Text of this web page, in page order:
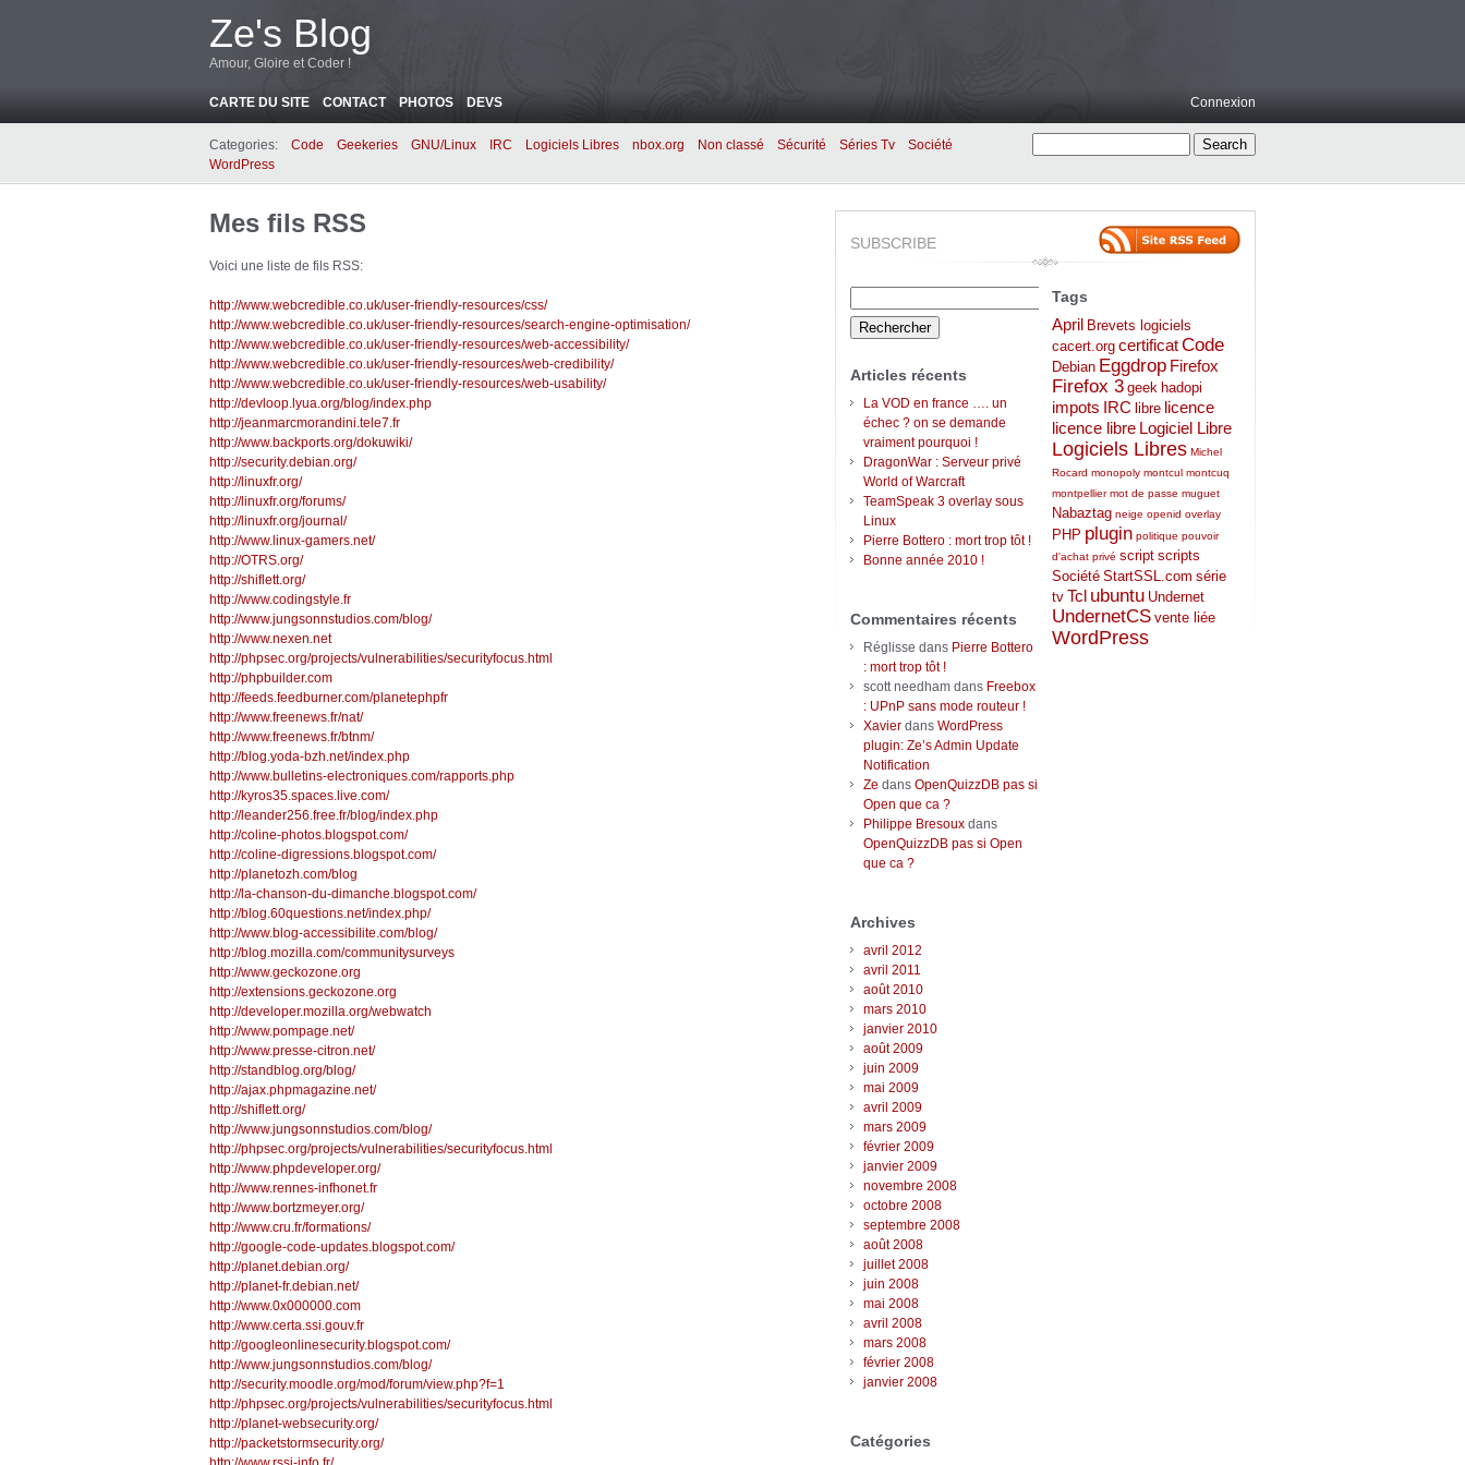
Ze's Blog
Amour, Gloire et Coder !
CARTE DU SITE CONTACT PHOTOS DEVS Connexion
Categories: Code Geekeries GNU/Linux IRC Logiciels Libres nbox.org Non classé Sécurité Séries Tv
Société
WordPress
Mes fils RSS
Voici une liste de fils RSS:
http://www.webcredible.co.uk/user-friendly-resources/css/
http://www.webcredible.co.uk/user-friendly-resources/search-engine-optimisation/
http://www.webcredible.co.uk/user-friendly-resources/web-accessibility/
http://www.webcredible.co.uk/user-friendly-resources/web-credibility/
http://www.webcredible.co.uk/user-friendly-resources/web-usability/
http://devloop.lyua.org/blog/index.php
http://jeanmarcmorandini.tele7.fr
http://www.backports.org/dokuwiki/
http://security.debian.org/
http://linuxfr.org/
http://linuxfr.org/forums/
http://linuxfr.org/journal/
http://www.linux-gamers.net/
http://OTRS.org/
http://shiflett.org/
http://www.codingstyle.fr
http://www.jungsonnstudios.com/blog/
http://www.nexen.net
http://phpsec.org/projects/vulnerabilities/securityfocus.html
http://phpbuilder.com
http://feeds.feedburner.com/planetephpfr
http://www.freenews.fr/nat/
http://www.freenews.fr/btnm/
http://blog.yoda-bzh.net/index.php
http://www.bulletins-electroniques.com/rapports.php
http://kyros35.spaces.live.com/
http://leander256.free.fr/blog/index.php
http://coline-photos.blogspot.com/
http://coline-digressions.blogspot.com/
http://planetozh.com/blog
http://la-chanson-du-dimanche.blogspot.com/
http://blog.60questions.net/index.php/
http://www.blog-accessibilite.com/blog/
http://blog.mozilla.com/communitysurveys
http://www.geckozone.org
http://extensions.geckozone.org
http://developer.mozilla.org/webwatch
http://www.pompage.net/
http://www.presse-citron.net/
http://standblog.org/blog/
http://ajax.phpmagazine.net/
http://shiflett.org/
http://www.jungsonnstudios.com/blog/
http://phpsec.org/projects/vulnerabilities/securityfocus.html
http://www.phpdeveloper.org/
http://www.rennes-infhonet.fr
http://www.bortzmeyer.org/
http://www.cru.fr/formations/
http://google-code-updates.blogspot.com/
http://planet.debian.org/
http://planet-fr.debian.net/
http://www.0x000000.com
http://www.certa.ssi.gouv.fr
http://googleonlinesecurity.blogspot.com/
http://www.jungsonnstudios.com/blog/
http://security.moodle.org/mod/forum/view.php?f=1
http://phpsec.org/projects/vulnerabilities/securityfocus.html
http://planet-websecurity.org/
http://packetstormsecurity.org/
SUBSCRIBE
Articles récents
La VOD en france …. un
échec ? on se demande
vraiment pourquoi !
DragonWar : Serveur privé
World of Warcraft
TeamSpeak 3 overlay sous
Linux
Pierre Bottero : mort trop tôt !
Bonne année 2010 !
Commentaires récents
Réglisse dans Pierre Bottero
: mort trop tôt !
scott needham dans Freebox
: UPnP sans mode routeur !
Xavier dans WordPress
plugin: Ze’s Admin Update
Notification
Ze dans OpenQuizzDB pas si
Open que ca ?
Philippe Bresoux dans
OpenQuizzDB pas si Open
que ca ?
Archives
avril 2012
avril 2011
août 2010
mars 2010
janvier 2010
août 2009
juin 2009
mai 2009
avril 2009
mars 2009
février 2009
janvier 2009
novembre 2008
octobre 2008
septembre 2008
août 2008
juillet 2008
juin 2008
mai 2008
avril 2008
mars 2008
février 2008
janvier 2008
Catégories
Tags
April Brevets logiciels
cacert.org certificatCode
Debian Eggdrop Firefox
Firefox 3 geek hadopi
impots IRC libre licence
licence libre Logiciel Libre
Logiciels Libres Michel
Rocard monopoly montcul montcuq
montpellier mot de passe muguet
Nabaztag neige openid overlay
PHP plugin politique pouvoir
d'achat privé script scripts
Société StartSSL.com série
tv Tcl ubuntu Undernet
UndernetCS vente liée
WordPress